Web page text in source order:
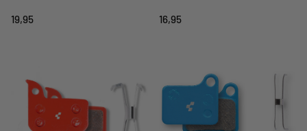
19,95 16,95